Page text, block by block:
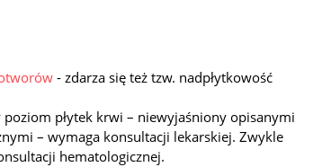
- zdarza się też tzw. nadpłytkowość
płytek krwi – niewyjaśniony opisanymi
– wymaga konsultacji lekarskiej. Zwykle
hematologicznej.